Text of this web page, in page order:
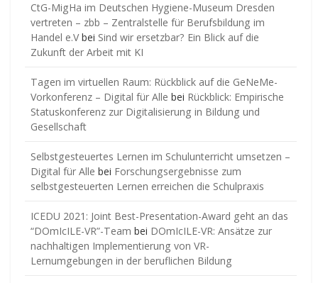
CtG-MigHa im Deutschen Hygiene-Museum Dresden
vertreten – zbb – Zentralstelle für Berufsbildung im
Handel e.Vbei Sind wir ersetzbar? Ein Blick auf die
Zukunft der Arbeit mit KI
Tagen im virtuellen Raum: Rückblick auf die GeNeMe-
Vorkonferenz – Digital für Alle bei Rückblick: Empirische
Statuskonferenz zur Digitalisierung in Bildung und
Gesellschaft
Selbstgesteuertes Lernen im Schulunterricht umsetzen –
Digital für Alle bei Forschungsergebnisse zum
selbstgesteuerten Lernen erreichen die Schulpraxis
ICEDU 2021: Joint Best-Presentation-Award geht an das
“DOmIcILE-VR”-Team bei DOmIcILE-VR: Ansätze zur
nachhaltigen Implementierung von VR-
Lernumgebungen in der beruflichen Bildung